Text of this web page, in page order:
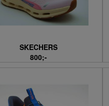
SKECHERS
800;-